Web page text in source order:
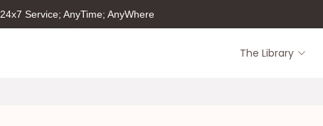
24x7 Service; AnyTime; AnyWhere
The Library